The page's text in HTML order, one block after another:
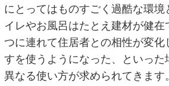
にとってはものすごく過酷な環境
イレやお風呂はたとえ建材が健
つに連れて住居者との相性が変化
すを使うようになった、といった
異なる使い方が求められてきます